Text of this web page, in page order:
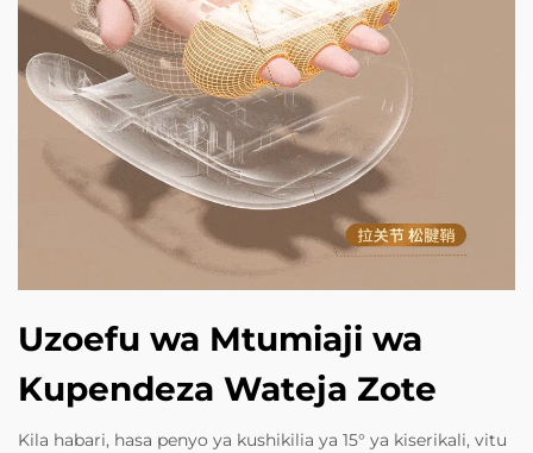
Uzoefu wa Mtumiaji wa
Kupendeza Wateja Zote
Kila habari, hasa penyo ya kushikilia ya 15° ya kiserikali, vitu